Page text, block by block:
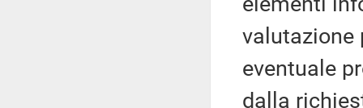
valutazione
eventuale
dalla